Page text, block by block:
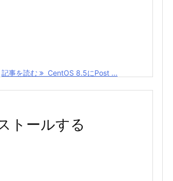
記事を読む
CentOS 8.5にPost ...
トールする